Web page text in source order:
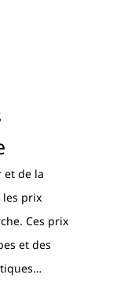
et de la
les prix
Ces prix
et des